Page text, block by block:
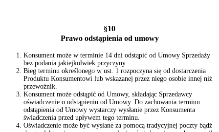
§10
Prawo odstąpienia od umowy
Konsument może w terminie 14 dni odstąpić od Umowy Sprzedaży
bez podania jakiejkolwiek przyczyny.
Bieg terminu określonego w ust. 1 rozpoczyna się od dostarczenia
Produktu Konsumentowi lub wskazanej przez niego osobie innej niż
przewoźnik.
Konsument może odstąpić od Umowy, składając Sprzedawcy
oświadczenie o odstąpieniu od Umowy. Do zachowania terminu
odstąpienia od Umowy wystarczy wysłanie przez Konsumenta
świadczenia przed upływem tego terminu.
Oświadczenie może być wysłane za pomocą tradycyjnej poczty bądź